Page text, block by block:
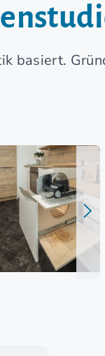
basiert.